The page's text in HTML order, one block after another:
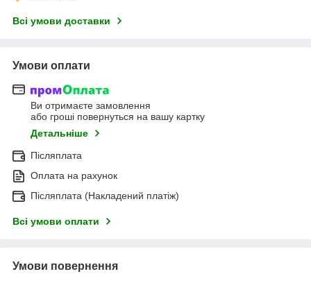
Всі умови доставки
Умови оплати
Ви отримаєте замовлення
або гроші повернуться на вашу картку
Детальніше
Післяплата
Оплата на рахунок
Післяплата (Накладений платіж)
Всі умови оплати
Умови повернення